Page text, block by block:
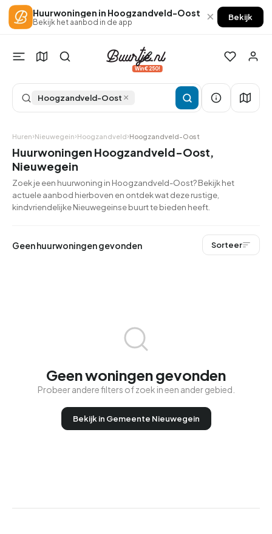
Huurwoningen in Hoogzandveld-Oost
Bekijk het aanbod in de app × Bekijk
Win €250!
Hoogzandveld-Oost ×
Huren Nieuwegein Hoogzandveld Hoogzandveld-Oost
Huurwoningen Hoogzandveld-Oost,
Nieuwegein
Zoek je een huurwoning in Hoogzandveld-Oost? Bekijk het
actuele aanbod hierboven en ontdek wat deze rustige,
kindvriendelijke Nieuwegeinse buurt te bieden heeft.
Geen huurwoningen gevonden Sorteer
Geen woningen gevonden
Probeer andere filters of zoek in een ander gebied.
Bekijk in Gemeente Nieuwegein